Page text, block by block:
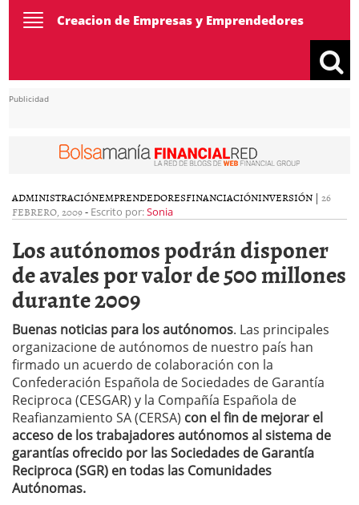
ToggleCreacion de Empresas y Emprendedores
Publicidad
ADMINISTRACIÓNEMPRENDEDORESFINANCIACIÓNINVERSIÓN | 26
FEBRERO, 2009- Escrito por:Sonia
Los autónomos podrán disponer
de avales por valor de 500 millones
durante 2009
Buenas noticias para los autónomos. Las principales
organizacione de autónomos de nuestro país han
firmado un acuerdo de colaboración con la
Confederación Española de Sociedades de Garantía
Reciproca (CESGAR) y la Compañía Española de
Reafianzamiento SA (CERSA) con el fin de mejorar el
acceso de los trabajadores autónomos al sistema de
garantías ofrecido por las Sociedades de Garantía
Reciproca (SGR) en todas las Comunidades
Autónomas.